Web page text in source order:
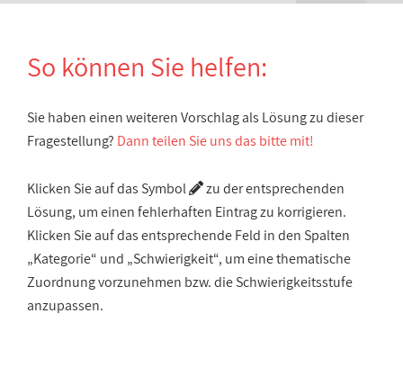
So können Sie helfen:
Sie haben einen weiteren Vorschlag als Lösung zu dieser
Fragestellung? Dann teilen Sie uns das bitte mit!
Klicken Sie auf das Symbol
zu der entsprechenden
Lösung, um einen fehlerhaften Eintrag zu korrigieren.
Klicken Sie auf das entsprechende Feld in den Spalten
„Kategorie“ und „Schwierigkeit“, um eine thematische
Zuordnung vorzunehmen bzw. die Schwierigkeitsstufe
anzupassen.